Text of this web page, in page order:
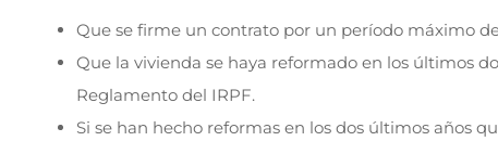
Que se firme un contrato por un período máximo de
Que la vivienda se haya reformado en los últimos
Reglamento del IRPF.
Si se han hecho reformas en los dos últimos años